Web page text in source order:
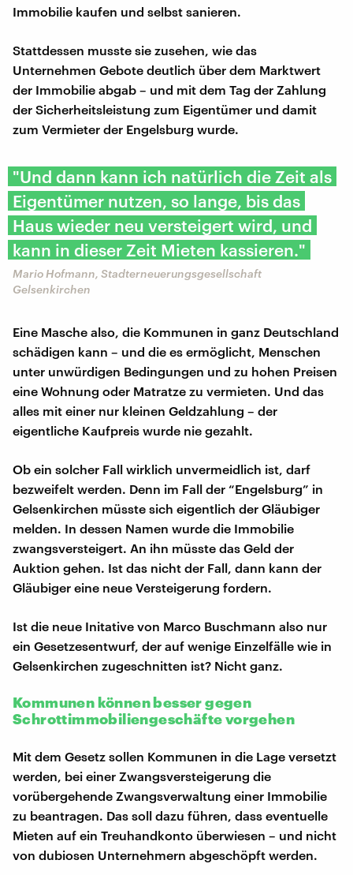
Immobilie kaufen und selbst sanieren.
Stattdessen musste sie zusehen, wie das
Unternehmen Gebote deutlich über dem Marktwert
der Immobilie abgab – und mit dem Tag der Zahlung
der Sicherheitsleistung zum Eigentümer und damit
zum Vermieter der Engelsburg wurde.
"Und dann kann ich natürlich die Zeit als
Eigentümer nutzen, so lange, bis das
Haus wieder neu versteigert wird, und
kann in dieser Zeit Mieten kassieren."
Mario Hofmann, Stadterneuerungsgesellschaft
Gelsenkirchen
Eine Masche also, die Kommunen in ganz Deutschland
schädigen kann – und die es ermöglicht, Menschen
unter unwürdigen Bedingungen und zu hohen Preisen
eine Wohnung oder Matratze zu vermieten. Und das
alles mit einer nur kleinen Geldzahlung – der
eigentliche Kaufpreis wurde nie gezahlt.
Ob ein solcher Fall wirklich unvermeidlich ist, darf
bezweifelt werden. Denn im Fall der “Engelsburg” in
Gelsenkirchen müsste sich eigentlich der Gläubiger
melden. In dessen Namen wurde die Immobilie
zwangsversteigert. An ihn müsste das Geld der
Auktion gehen. Ist das nicht der Fall, dann kann der
Gläubiger eine neue Versteigerung fordern.
Ist die neue Initative von Marco Buschmann also nur
ein Gesetzesentwurf, der auf wenige Einzelfälle wie in
Gelsenkirchen zugeschnitten ist? Nicht ganz.
Kommunen können besser gegen
Schrottimmobiliengeschäfte vorgehen
Mit dem Gesetz sollen Kommunen in die Lage versetzt
werden, bei einer Zwangsversteigerung die
vorübergehende Zwangsverwaltung einer Immobilie
zu beantragen. Das soll dazu führen, dass eventuelle
Mieten auf ein Treuhandkonto überwiesen – und nicht
von dubiosen Unternehmern abgeschöpft werden.